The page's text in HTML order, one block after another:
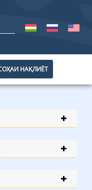
НАҚЛИЁТ